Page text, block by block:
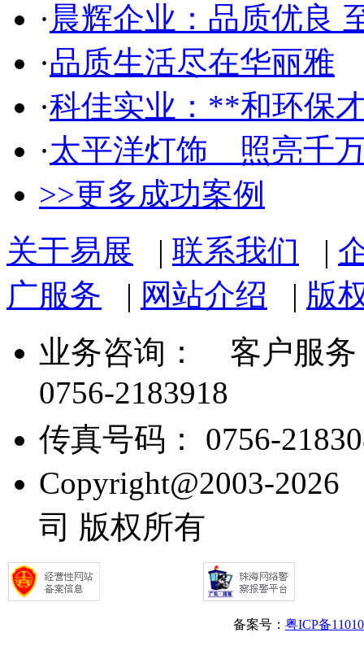
· 晨辉企业：品质优良
·品质生活尽在华丽雅
·科佳实业：**和环保
·太平洋灯饰 照亮千
>>更多成功案例
关于易展 | 联系我们 |
广服务 | 网站介绍 | 版
业务咨询：
客户服务
0756-2183918
传真号码： 0756-
Copyright@2003-
司 版权所有
备案号： 粤ICP备